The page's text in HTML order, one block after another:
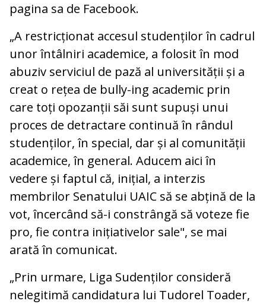
pagina sa de Facebook.
„A restricționat accesul studenților în cadrul
unor întâlniri academice, a folosit în mod
abuziv serviciul de pază al universității și a
creat o rețea de bully-ing academic prin
care toți opozanții săi sunt supuși unui
proces de detractare continuă în rândul
studenților, în special, dar și al comunității
academice, în general. Aducem aici în
vedere și faptul că, inițial, a interzis
membrilor Senatului UAIC să se abțină de la
vot, încercând să-i constrângă să voteze fie
pro, fie contra inițiativelor sale", se mai
arată în comunicat.
„Prin urmare, Liga Sudenților consideră
nelegitimă candidatura lui Tudorel Toader,